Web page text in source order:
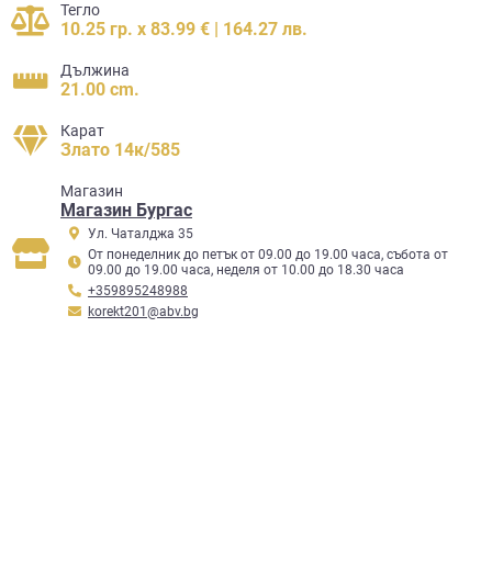
Тегло
10.25 гр. x 83.99 € | 164.27 лв.
Дължина
21.00 cm.
Карат
Злато 14к/585
Mагазин
Магазин Бургас
Ул. Чаталджа 35
От понеделник до петък от 09.00 до 19.00 часа, събота от
09.00 до 19.00 часа, неделя от 10.00 до 18.30 часа
+359895248988
korekt201@abv.bg